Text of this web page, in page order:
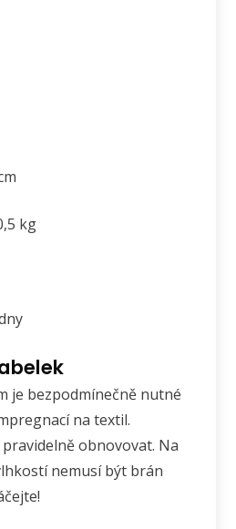
kg
je bezpodmínečně nutné
na textil.
obnovovat. Na
nemusí být brán